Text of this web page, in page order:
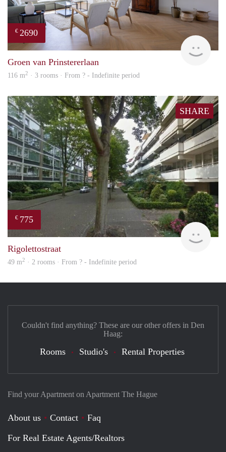
€ 2690
Groen van Prinstererlaan
116 m2 · 3 rooms · From ? - Indefinite period
SHARE
€ 775
rent
Rigolettostraat
49 m2 · 2 rooms · From ? - Indefinite period
Find your Apartment on Apartment The Hague
About us Contact
Faq
For Real Estate Agents/Realtors
Couldn't find anything? These are our other offers in Den
Haag:
Rooms Studio's Rental Properties